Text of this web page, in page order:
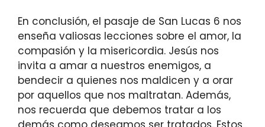
En conclusión, el pasaje de San Lucas 6 nos
enseña valiosas lecciones sobre el amor, la
compasión y la misericordia. Jesús nos
invita a amar a nuestros enemigos, a
bendecir a quienes nos maldicen y a orar
por aquellos que nos maltratan. Además,
nos recuerda que debemos tratar a los